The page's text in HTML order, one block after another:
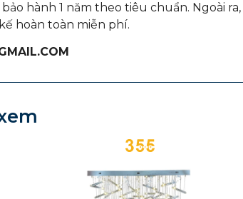
hành 1 năm theo tiêu chuẩn. Ngoài ra,
hoàn toàn miễn phí.